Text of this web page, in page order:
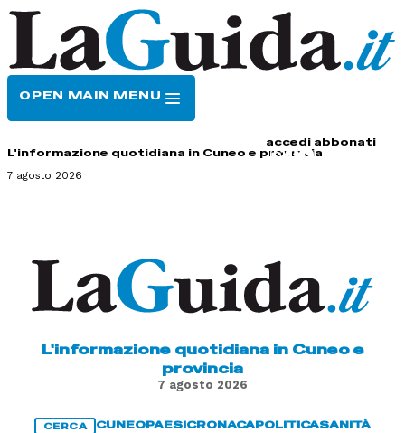
OPEN MAIN MENU
accedi abbonati
L'informazione quotidiana in Cuneo e provincia
7 agosto 2026
L'informazione quotidiana in Cuneo e
provincia
7 agosto 2026
CERCA CUNEOPAESICRONACAPOLITICASANITÀ